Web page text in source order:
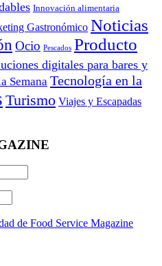
Innovación alimentaria
Gastronómico Noticias
Ocio Pescados Producto
digitales para bares y
Semana Tecnología en la
Turismo Viajes y Escapadas
de Food Service Magazine